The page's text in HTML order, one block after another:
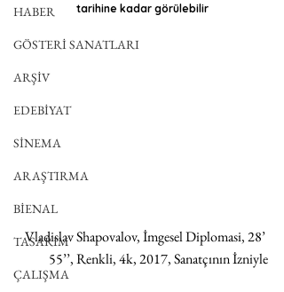
HABER
GÖSTERİ SANATLARI
ARŞİV
EDEBİYAT
SİNEMA
ARAŞTIRMA
BİENAL
TASARIM
ÇALIŞMA
tarihine kadar görülebilir
Vladislav Shapovalov, İmgesel Diplomasi, 28’
55’’, Renkli, 4k, 2017, Sanatçının İzniyle